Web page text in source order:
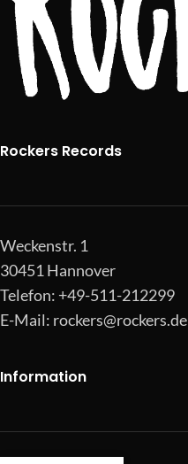
Rockers Records
Weckenstr. 1
30451 Hannover
Telefon: +49-511-212299
E-Mail: rockers@rockers.de
Information